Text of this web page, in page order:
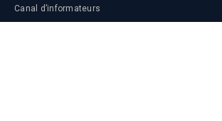
Canal d’informateurs